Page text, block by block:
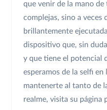
que venir de la mano
complejas, sino a veces
brillantemente
dispositivo que, sin
y que tiene el potencial
esperamos de la selfi en
mantenerte al tanto de
realme, visita su página